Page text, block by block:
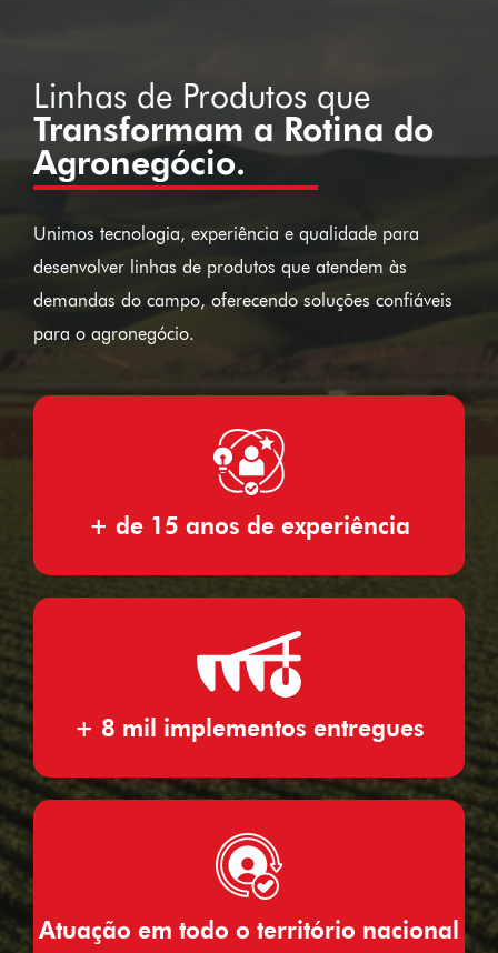
Linhas de Produtos que
Transformam a Rotina do
Agronegócio.
Unimos tecnologia, experiência e qualidade para
desenvolver linhas de produtos que atendem às
demandas do campo, oferecendo soluções confiáveis
para o agronegócio.
+ de 15 anos de experiência
+ 8 mil implementos entregues
Atuação em todo o território nacional